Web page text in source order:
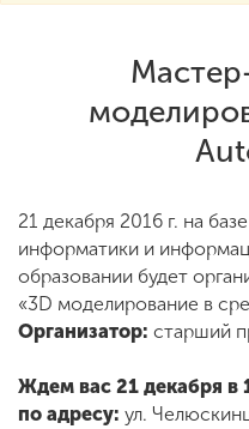
Об
Обучение
Наука
21 декабря 2016 г. на
информатики и
образовании будет
«3D моделирование в
Организатор: старший
Ждем вас 21 декабря в
по адресу: ул.